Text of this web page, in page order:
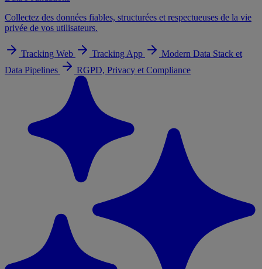
Collectez des données fiables, structurées et respectueuses de la vie
privée de vos utilisateurs.
Tracking Web Tracking App
Modern Data Stack et
Data Pipelines
RGPD, Privacy et Compliance